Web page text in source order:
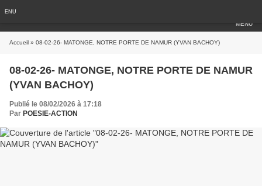
MENU
Accueil » 08-02-26- MATONGE, NOTRE PORTE DE NAMUR (YVAN BACHOY)
08-02-26- MATONGE, NOTRE PORTE DE NAMUR
(YVAN BACHOY)
Publié le 08/02/2026 à 17:18
Par POESIE-ACTION
ENU